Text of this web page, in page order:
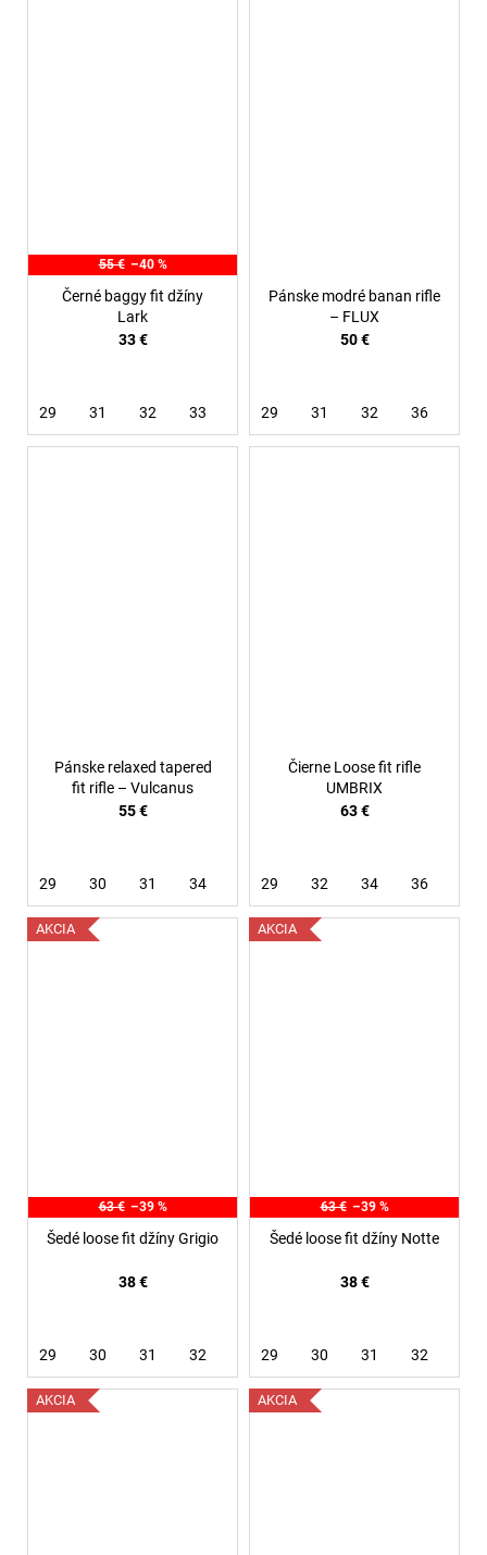
55 € –40 %
Černé baggy fit džíny
Lark
33 €
29 31 32 33
Pánske modré banan rifle
– FLUX
50 €
29 31 32 36
Pánske relaxed tapered
fit rifle – Vulcanus
55 €
29 30 31 34
Čierne Loose fit rifle
UMBRIX
63 €
29 32 34 36
AKCIA
63 € –39 %
Šedé loose fit džíny Grigio
38 €
29 30 31 32
AKCIA
63 € –39 %
Šedé loose fit džíny Notte
38 €
29 30 31 32
AKCIA AKCIA